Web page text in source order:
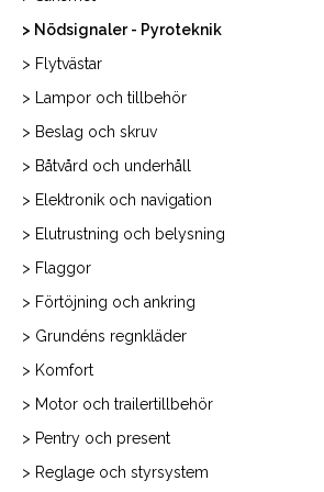
> Nödsignaler - Pyroteknik
> Flytvästar
> Lampor och tillbehör
> Beslag och skruv
> Båtvård och underhåll
> Elektronik och navigation
> Elutrustning och belysning
> Flaggor
> Förtöjning och ankring
> Grundéns regnkläder
> Komfort
> Motor och trailertillbehör
> Pentry och present
> Reglage och styrsystem